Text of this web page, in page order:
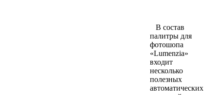
В состав
палитры для
фотошопа
«Lumenzia»
входит
несколько
полезных
автоматических